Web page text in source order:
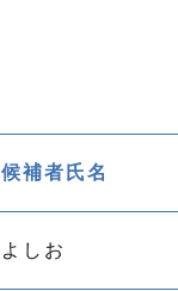
候補者氏名
しお